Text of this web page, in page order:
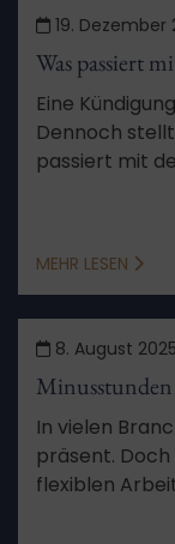
19. Dezember
Was passiert
Eine
Dennoch
passiert mit
MEHR LESEN
8. August 2025
Minusstunden
In vielen
präsent.
flexiblen